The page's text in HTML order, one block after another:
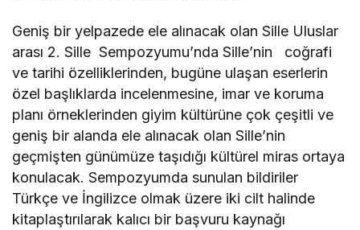
Geniş bir yelpazede ele alınacak olan Sille Uluslar
arası 2. Sille Sempozyumu’nda Sille’nin coğrafi
ve tarihi özelliklerinden, bugüne ulaşan eserlerin
özel başlıklarda incelenmesine, imar ve koruma
planı örneklerinden giyim kültürüne çok çeşitli ve
geniş bir alanda ele alınacak olan Sille’nin
geçmişten günümüze taşıdığı kültürel miras ortaya
konulacak. Sempozyumda sunulan bildiriler
Türkçe ve İngilizce olmak üzere iki cilt halinde
kitaplaştırılarak kalıcı bir başvuru kaynağı